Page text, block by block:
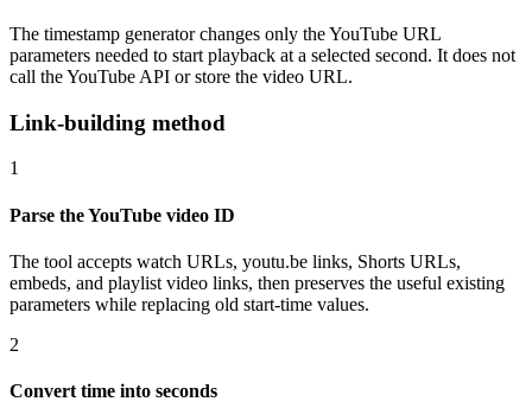
The timestamp generator changes only the YouTube URL
parameters needed to start playback at a selected second. It does not
call the YouTube API or store the video URL.
Link-building method
1
Parse the YouTube video ID
The tool accepts watch URLs, youtu.be links, Shorts URLs,
embeds, and playlist video links, then preserves the useful existing
parameters while replacing old start-time values.
2
Convert time into seconds